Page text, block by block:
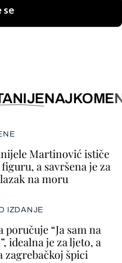
se
Martinović ističe
a savršena je za
na moru
IZDANJE
poručuje “Ja sam na
idealna je za ljeto, a
zagrebačkoj špici